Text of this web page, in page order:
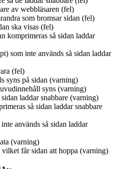
av webbläsaren (fel)
som bromsar sidan (fel)
ska visas (fel)
komprimeras så sidan laddar
som inte används så sidan laddar
(fel)
syns på sidan (varning)
syns (varning)
laddar snabbare (varning)
så sidan laddar snabbare
används så sidan laddar
(varning)
får sidan att hoppa (varning)